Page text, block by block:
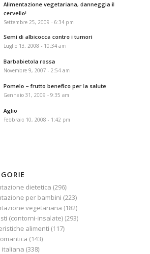
Alimentazione vegetariana, danneggia il
cervello!
Settembre 25, 2009 - 6:34 pm
Semi di albicocca contro i tumori
Luglio 13, 2008 - 10:34 am
Barbabietola rossa
Novembre 9, 2007 - 2:54 am
Pomelo – frutto benefico per la salute
Gennaio 31, 2009 - 9:35 am
Aglio
Febbraio 10, 2008 - 1:42 pm
dietetica (296)
per bambini (223)
vegetariana (182)
(contorni-insalate) (293)
alimenti (117)
(143)
italiana (338)